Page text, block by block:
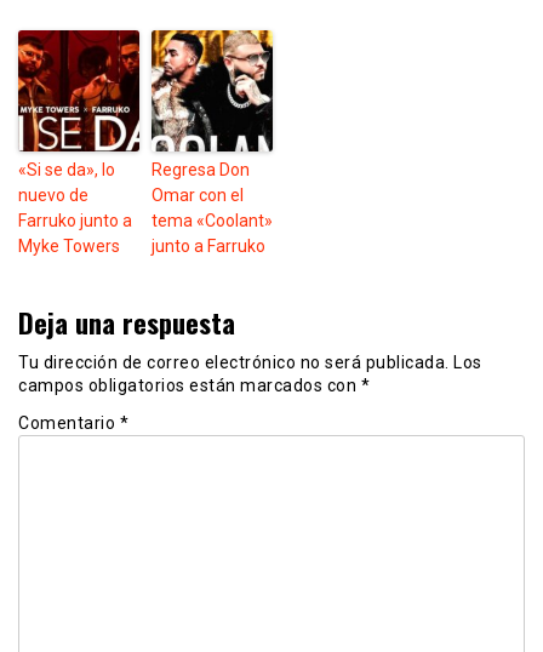
«Si se da», lo
nuevo de
Farruko junto a
Myke Towers
Regresa Don
Omar con el
tema «Coolant»
junto a Farruko
Deja una respuesta
Tu dirección de correo electrónico no será publicada. Los
campos obligatorios están marcados con *
Comentario *